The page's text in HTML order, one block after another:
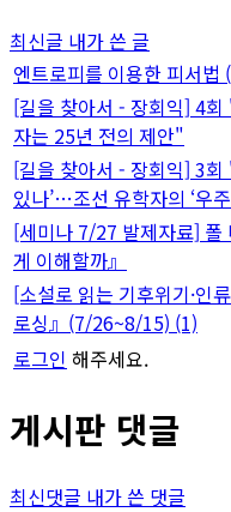
최신글 내가 쓴 글
엔트로피를 이용한 피서법
[길을 찾아서 - 장회익] 4
자는 25년 전의 제안"
[길을 찾아서 - 장회익] 3회
있나’…조선 유학자의 ‘우
[세미나 7/27 발제자료] 폴
게 이해할까』
[소설로 읽는 기후위기·인
로싱』(7/26~8/15) (1)
로그인 해주세요.
게시판 댓글
최신댓글 내가 쓴 댓글